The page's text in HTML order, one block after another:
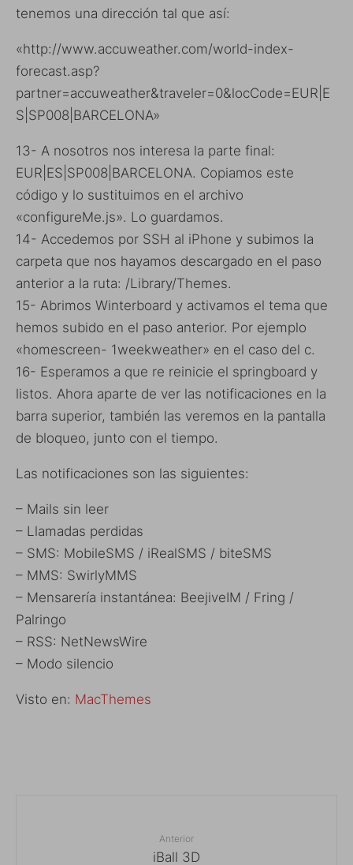
tenemos una dirección tal que así:
«http://www.accuweather.com/world-index-
forecast.asp?
partner=accuweather&traveler=0&locCode=EUR|E
S|SP008|BARCELONA»
13- A nosotros nos interesa la parte final:
EUR|ES|SP008|BARCELONA. Copiamos este
código y lo sustituimos en el archivo
«configureMe.js». Lo guardamos.
14- Accedemos por SSH al iPhone y subimos la
carpeta que nos hayamos descargado en el paso
anterior a la ruta: /Library/Themes.
15- Abrimos Winterboard y activamos el tema que
hemos subido en el paso anterior. Por ejemplo
«homescreen- 1weekweather» en el caso del c.
16- Esperamos a que re reinicie el springboard y
listos. Ahora aparte de ver las notificaciones en la
barra superior, también las veremos en la pantalla
de bloqueo, junto con el tiempo.
Las notificaciones son las siguientes:
– Mails sin leer
– Llamadas perdidas
– SMS: MobileSMS / iRealSMS / biteSMS
– MMS: SwirlyMMS
– Mensarería instantánea: BeejiveIM / Fring /
Palringo
– RSS: NetNewsWire
– Modo silencio
Visto en: MacThemes
Anterior
iBall 3D